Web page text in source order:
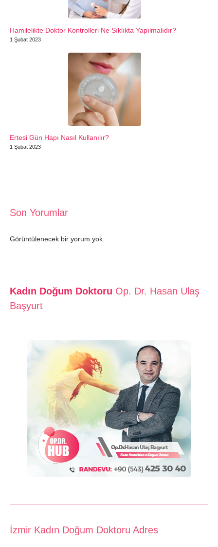
Hamilelikte Doktor Kontrolleri Ne Sıklıkta Yapılmalıdır?
1 Şubat 2023
Ertesi Gün Hapı Nasıl Kullanılır?
1 Şubat 2023
Son Yorumlar
Görüntülenecek bir yorum yok.
Kadın Doğum Doktoru Op. Dr. Hasan Ulaş
Başyurt
İzmir Kadın Doğum Doktoru Adres